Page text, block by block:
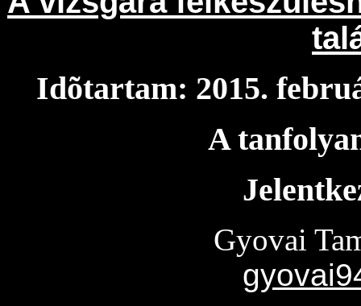
Idõtartam: 2015.
A
Gyovai